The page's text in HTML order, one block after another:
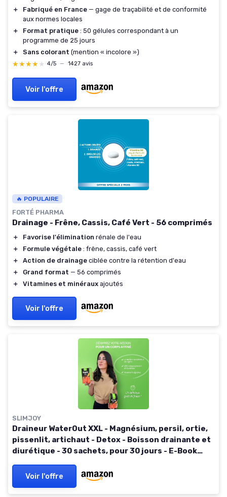
＋
Fabriqué en France — gage de traçabilité et de conformité
aux normes locales
＋
Format pratique : 50 gélules correspondant à un
programme de 25 jours
＋
Sans colorant (mention « incolore »)
★★★★★
★★★★★ 4/5 — 1427 avis
Voir l'offre
🔥 POPULAIRE
FORTÉ PHARMA
Drainage - Frêne, Cassis, Café Vert - 56 comprimés
＋ Favorise l'élimination rénale de l'eau
＋
Formule végétale : frêne, cassis, café vert
＋
Action de drainage ciblée contre la rétention d'eau
＋
Grand format — 56 comprimés
＋
Vitamines et minéraux ajoutés
Voir l'offre
SLIMJOY
Draineur WaterOut XXL - Magnésium, persil, ortie,
pissenlit, artichaut - Detox - Boisson drainante et
diurétique - 30 sachets, pour 30 jours - E-Book
Voir l'offre